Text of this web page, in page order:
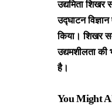
उद्यमिता
उद्घाटन विज्ञान
किया। शिखर
उद्यमशीलता की
है।
You Might